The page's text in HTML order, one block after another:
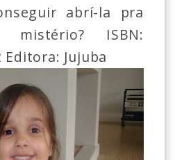
abrí-la pra
mistério? ISBN:
Editora: Jujuba